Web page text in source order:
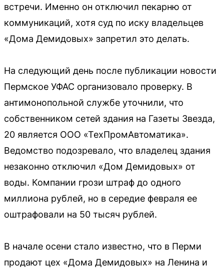
встречи. Именно он отключил пекарню от
коммуникаций, хотя суд по иску владельцев
«Дома Демидовых» запретил это делать.
На следующий день после публикации новости
Пермское УФАС организовало проверку. В
антимонопольной службе уточнили, что
собственником сетей здания на Газеты Звезда,
20 является ООО «ТехПромАвтоматика».
Ведомство подозревало, что владелец здания
незаконно отключил «Дом Демидовых» от
воды. Компании грози штраф до одного
миллиона рублей, но в середие февраля ее
оштрафовали на 50 тысяч рублей.
В начале осени стало известно, что в Перми
продают цех «Дома Демидовых» на Ленина и